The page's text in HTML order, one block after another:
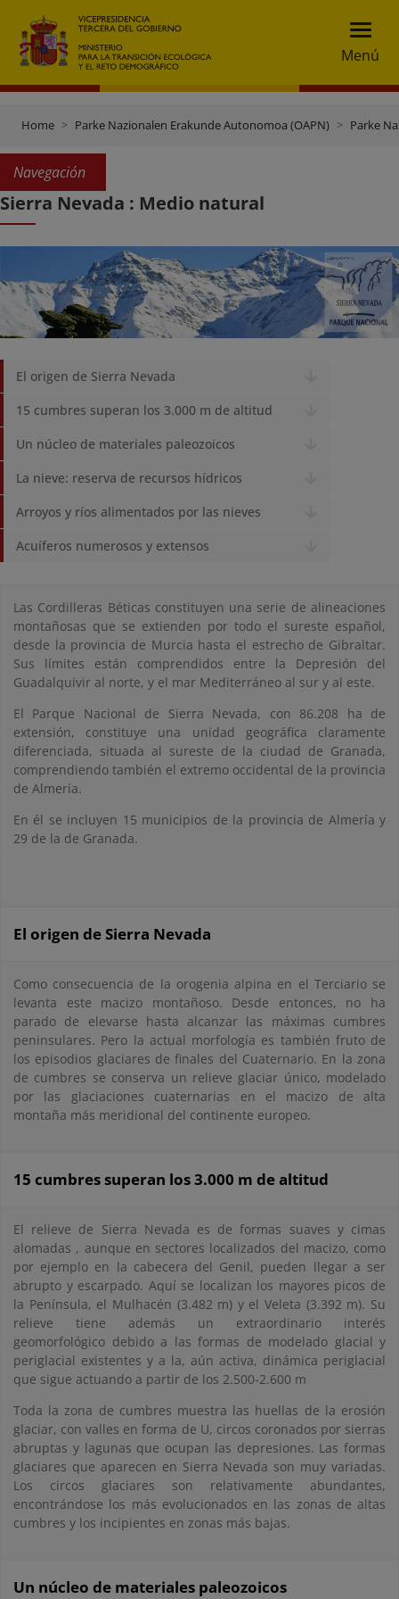
Menú
Home Parke Nazionalen Erakunde Autonomoa (OAPN) Parke
Navegación
Sierra Nevada : Medio natural
El origen de Sierra Nevada
15 cumbres superan los 3.000 m de altitud
Un núcleo de materiales paleozoicos
La nieve: reserva de recursos hídricos
Arroyos y ríos alimentados por las nieves
Acuíferos numerosos y extensos
Las Cordilleras Béticas constituyen una serie de alineaciones
montañosas que se extienden por todo el sureste español,
desde la provincia de Murcia hasta el estrecho de Gibraltar.
Sus límites están comprendidos entre la Depresión del
Guadalquivir al norte, y el mar Mediterráneo al sur y al este.
El Parque Nacional de Sierra Nevada, con 86.208 ha de
extensión, constituye una unidad geográfica claramente
diferenciada, situada al sureste de la ciudad de Granada,
comprendiendo también el extremo occidental de la provincia
de Almería.
En él se incluyen 15 municipios de la provincia de Almería y
29 de la de Granada.
El origen de Sierra Nevada
Como consecuencia de la orogenia alpina en el Terciario se
levanta este macizo montañoso. Desde entonces, no ha
parado de elevarse hasta alcanzar las máximas cumbres
peninsulares. Pero la actual morfología es también fruto de
los episodios glaciares de finales del Cuaternario. En la zona
de cumbres se conserva un relieve glaciar único, modelado
por las glaciaciones cuaternarias en el macizo de alta
montaña más meridional del continente europeo.
15 cumbres superan los 3.000 m de altitud
El relieve de Sierra Nevada es de formas suaves y cimas
alomadas , aunque en sectores localizados del macizo, como
por ejemplo en la cabecera del Genil, pueden llegar a ser
abrupto y escarpado. Aquí se localizan los mayores picos de
la Península, el Mulhacén (3.482 m) y el Veleta (3.392 m). Su
relieve tiene además un extraordinario interés
geomorfológico debido a las formas de modelado glacial y
periglacial existentes y a la, aún activa, dinámica periglacial
que sigue actuando a partir de los 2.500-2.600 m
Toda la zona de cumbres muestra las huellas de la erosión
glaciar, con valles en forma de U, circos coronados por sierras
abruptas y lagunas que ocupan las depresiones. Las formas
glaciares que aparecen en Sierra Nevada son muy variadas.
Los circos glaciares son relativamente abundantes,
encontrándose los más evolucionados en las zonas de altas
cumbres y los incipientes en zonas más bajas.
Un núcleo de materiales paleozoicos